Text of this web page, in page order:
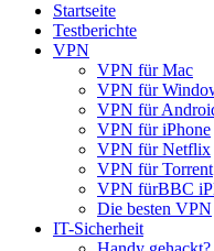
Startseite
Testberichte
VPN
VPN für Mac
VPN für
VPN für
VPN für iPhone
VPN für Netflix
VPN für Torrent
VPN fürBBC
Die besten VPN
IT-Sicherheit